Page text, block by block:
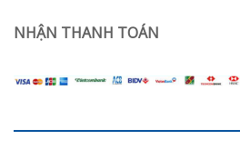
NHẬN THANH TOÁN